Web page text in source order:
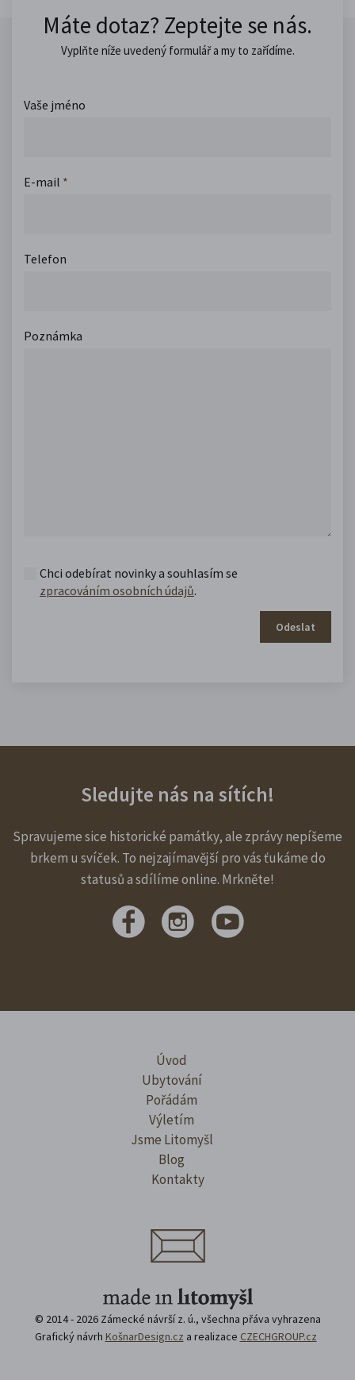
Máte dotaz? Zeptejte se nás.
Vyplňte níže uvedený formulář a my to zařídíme.
Vaše jméno
E-mail *
Telefon
Poznámka
Chci odebírat novinky a souhlasím se
zpracováním osobních údajů.
Odeslat
Sledujte nás na sítích!
Spravujeme sice historické památky, ale zprávy nepíšeme
brkem u svíček. To nejzajímavější pro vás ťukáme do
statusů a sdílíme online. Mrkněte!
Úvod
Ubytování
Pořádám
Výletím
Jsme Litomyšl
Blog
Kontakty
© 2014 - 2026 Zámecké návrší z. ú., všechna přáva vyhrazena
Grafický návrh KošnarDesign.cz a realizace CZECHGROUP.cz